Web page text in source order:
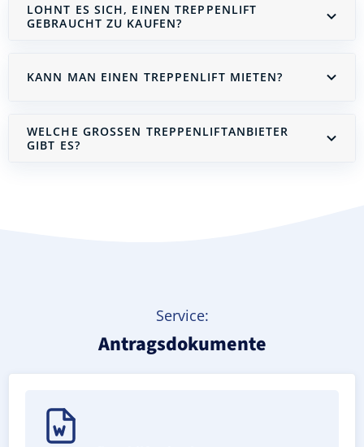
LOHNT ES SICH, EINEN TREPPENLIFT
GEBRAUCHT ZU KAUFEN?
KANN MAN EINEN TREPPENLIFT MIETEN?
WELCHE GROSSEN TREPPENLIFTANBIETER G
IBT ES?
Service:
Antragsdokumente